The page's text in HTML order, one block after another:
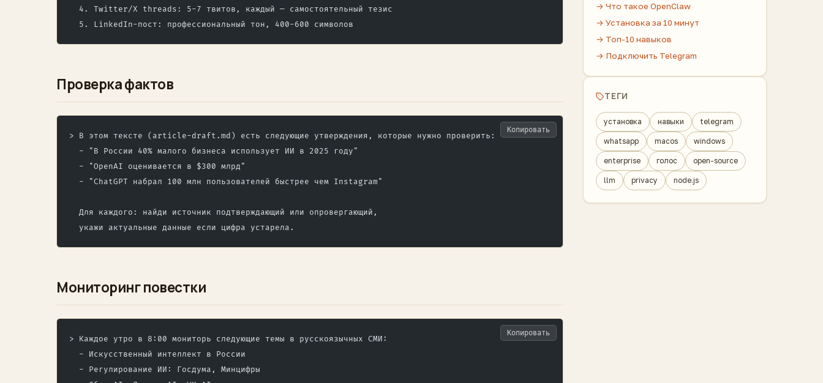
  4. Twitter/X threads: 5-7 твитов, каждый — самостоятельный тезис
  5. LinkedIn-пост: профессиональный тон, 400-600 символов
Проверка фактов
> В этом тексте (article-draft.md) есть следующие утверждения, которые нужно проверить:
  - "В России 40% малого бизнеса использует ИИ в 2025 году"
  - "OpenAI оценивается в $300 млрд"
  - "ChatGPT набрал 100 млн пользователей быстрее чем Instagram"
  Для каждого: найди источник подтверждающий или опровергающий,
  укажи актуальные данные если цифра устарела.
Копировать
Мониторинг повестки
> Каждое утро в 8:00 мониторь следующие темы в русскоязычных СМИ:
  - Искусственный интеллект в России
  - Регулирование ИИ: Госдума, Минцифры
Копировать
→ Что такое OpenClaw
→ Установка за 10 минут
→ Топ-10 навыков
→ Подключить Telegram
ТЕГИ
установка навыки telegram
whatsapp macos windows
enterprise голос open-source
llm privacy node.js